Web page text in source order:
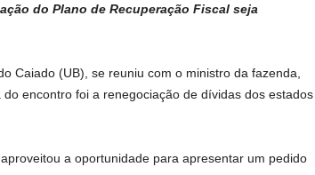
do Plano de Recuperação Fiscal seja
Caiado (UB), se reuniu com o ministro da fazenda,
encontro foi a renegociação de dívidas dos estados
a oportunidade para apresentar um pedido